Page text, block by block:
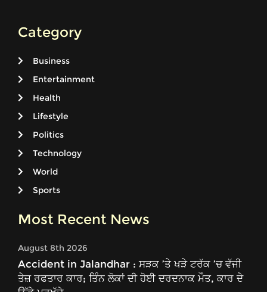
Category
Business
Entertainment
Health
Lifestyle
Politics
Technology
World
Sports
Most Recent News
August 8th 2026
Accident in Jalandhar : ਸੜਕ ’ਤੇ ਖੜੇ ਟਰੱਕ ’ਚ ਵੱਜੀ
ਤੇਜ਼ ਰਫਤਾਰ ਕਾਰ; ਤਿੰਨ ਲੋਕਾਂ ਦੀ ਹੋਈ ਦਰਦਨਾਕ ਮੌਤ, ਕਾਰ ਦੇ